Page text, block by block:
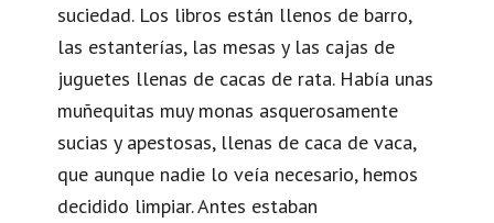
suciedad. Los libros están llenos de barro,
las estanterías, las mesas y las cajas de
juguetes llenas de cacas de rata. Había unas
muñequitas muy monas asquerosamente
sucias y apestosas, llenas de caca de vaca,
que aunque nadie lo veía necesario, hemos
decidido limpiar. Antes estaban